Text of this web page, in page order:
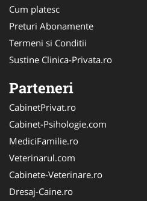
Cum platesc
Preturi Abonamente
Termeni si Conditii
Sustine Clinica-Privata.ro
Parteneri
CabinetPrivat.ro
Cabinet-Psihologie.com
MediciFamilie.ro
Veterinarul.com
Cabinete-Veterinare.ro
Dresaj-Caine.ro